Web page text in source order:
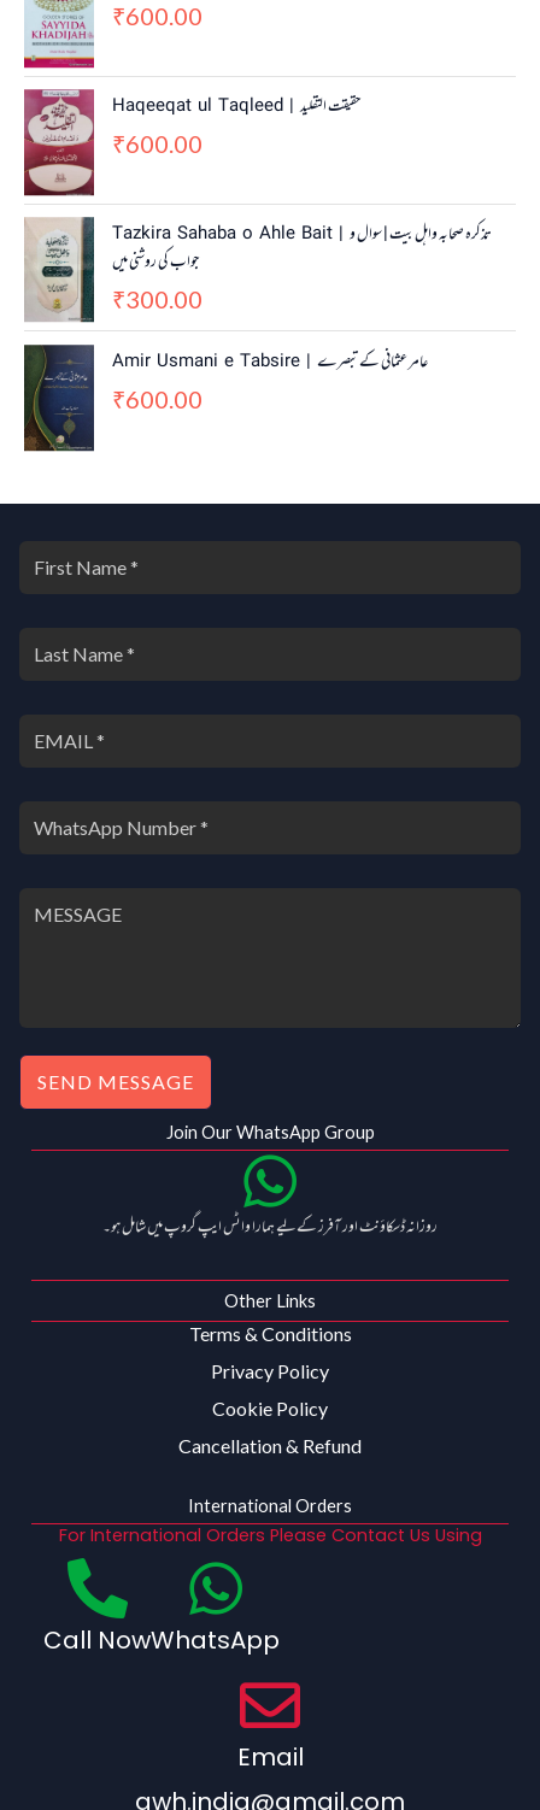
₹600.00
Haqeeqat ul Taqleed | حقیقت التقلید
₹600.00
Tazkira Sahaba o Ahle Bait | تذکرہ صحابہ واہل بیت | سوال و
جواب کی روشنی میں
₹300.00
Amir Usmani e Tabsire | عامر عثمانی کے تبصرے
₹600.00
SEND MESSAGE
Join Our WhatsApp Group
روزانہ ڈسکاؤنٹ اور آفرز کے لیے ہمارا واٹس ایپ گروپ میں شامل ہو۔
Other Links
Terms & Conditions
Privacy Policy
Cookie Policy
Cancellation & Refund
International Orders
For International Orders Please Contact Us Using
Call NowWhatsApp
Email
qwh.india@gmail.com